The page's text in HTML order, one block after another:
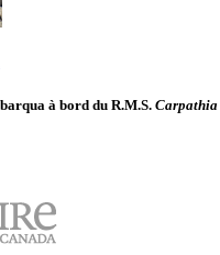
à bord du R.M.S. Carpathia